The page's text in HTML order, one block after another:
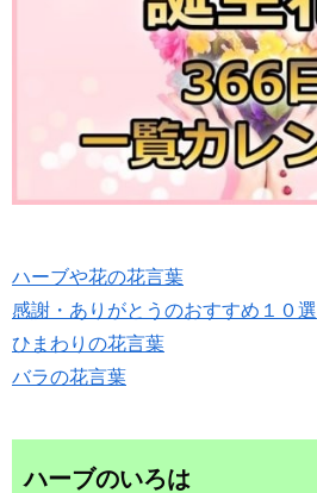
ハーブや花の花言葉
感謝・ありがとうのおすすめ１０選
ひまわりの花言葉
バラの花言葉
ハーブのいろは